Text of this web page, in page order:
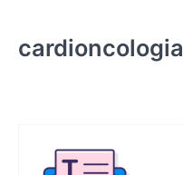
cardioncologia